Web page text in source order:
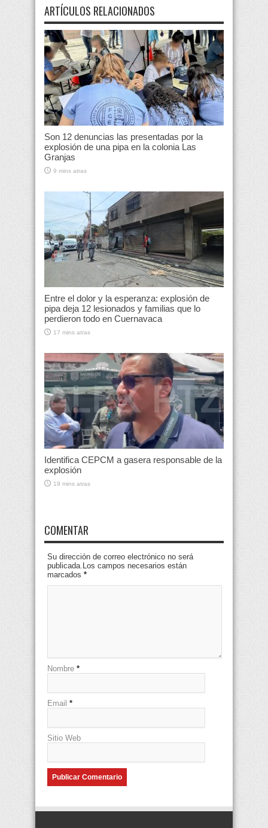
ARTÍCULOS RELACIONADOS
Son 12 denuncias las presentadas por la
explosión de una pipa en la colonia Las
Granjas
9 mins atras
Entre el dolor y la esperanza: explosión de
pipa deja 12 lesionados y familias que lo
perdieron todo en Cuernavaca
17 mins atras
Identifica CEPCM a gasera responsable de la
explosión
19 mins atras
COMENTAR
Su dirección de correo electrónico no será
publicada.Los campos necesarios están
marcados *
Nombre *
Email *
Sitio Web